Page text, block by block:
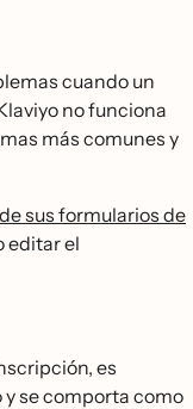
cuando un
no funciona
más comunes y
sus formularios de
editar el
es
se comporta como